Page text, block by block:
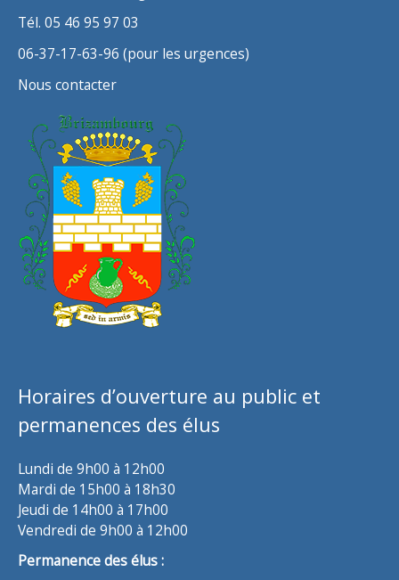
Tél. 05 46 95 97 03
06-37-17-63-96 (pour les urgences)
Nous contacter
Horaires d’ouverture au public et
permanences des élus
Lundi de 9h00 à 12h00
Mardi de 15h00 à 18h30
Jeudi de 14h00 à 17h00
Vendredi de 9h00 à 12h00
Permanence des élus :